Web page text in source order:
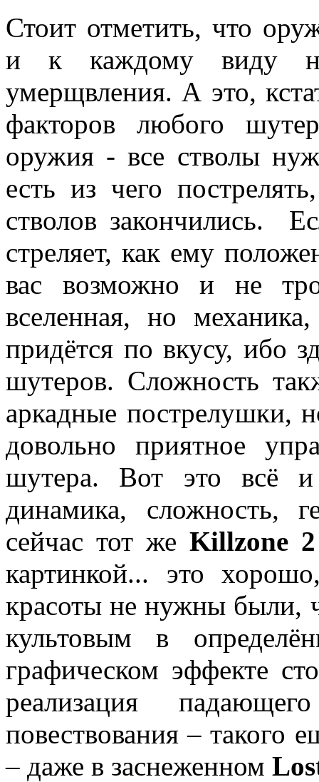
Стоит отметить, что
и к каждому виду
умерщвления. А это,
факторов любого
оружия - все стволы
есть из чего
стволов закончились.
стреляет, как ему
вас возможно и не
вселенная, но
придётся по вкусу, ибо
шутеров. Сложность
аркадные пострелушки,
довольно приятное
шутера. Вот это всё
динамика, сложность,
сейчас тот же Killzone 2
картинкой... это
красоты не нужны были,
культовым в
графическом эффекте
реализация
повествования – такого
– даже в заснеженном